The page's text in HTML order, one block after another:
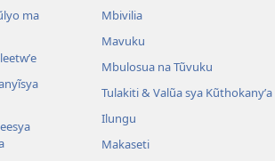
ma
Mbivilia
Mavuku
Mbulosua na Tũvuku
Tulakiti & Valũa sya Kũthokanyʼa
Ilungu
Makaseti